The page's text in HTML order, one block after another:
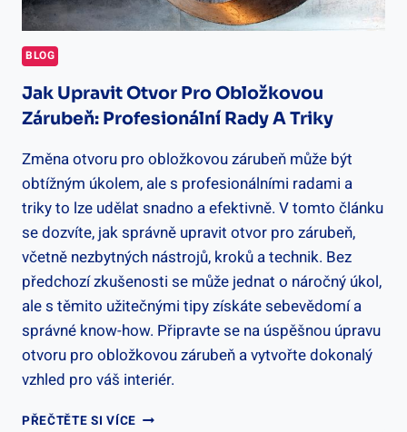
BLOG
Jak Upravit Otvor Pro Obložkovou
Zárubeň: Profesionální Rady A Triky
Změna otvoru pro obložkovou zárubeň může být
obtížným úkolem, ale s profesionálními radami a
triky to lze udělat snadno a efektivně. V tomto článku
se dozvíte, jak správně upravit otvor pro zárubeň,
včetně nezbytných nástrojů, kroků a technik. Bez
předchozí zkušenosti se může jednat o náročný úkol,
ale s těmito užitečnými tipy získáte sebevědomí a
správné know-how. Připravte se na úspěšnou úpravu
otvoru pro obložkovou zárubeň a vytvořte dokonalý
vzhled pro váš interiér.
PŘEČTĚTE SI VÍCEJAK